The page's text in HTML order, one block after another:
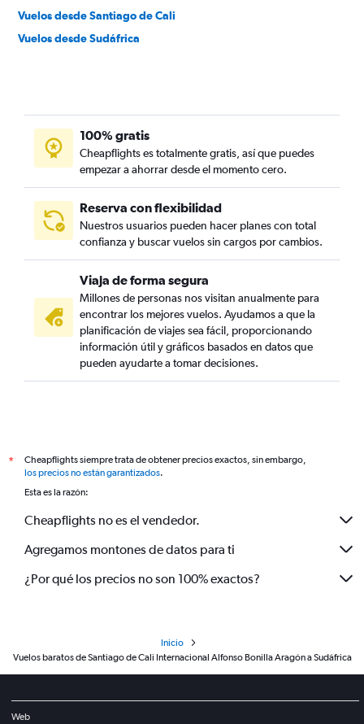
Vuelos desde Santiago de Cali
Vuelos desde Sudáfrica
100% gratis
Cheapflights es totalmente gratis, así que puedes
empezar a ahorrar desde el momento cero.
Reserva con flexibilidad
Nuestros usuarios pueden hacer planes con total
confianza y buscar vuelos sin cargos por cambios.
Viaja de forma segura
Millones de personas nos visitan anualmente para
encontrar los mejores vuelos. Ayudamos a que la
planificación de viajes sea fácil, proporcionando
información útil y gráficos basados en datos que
pueden ayudarte a tomar decisiones.
*
Cheapflights siempre trata de obtener precios exactos, sin embargo,
los precios no están garantizados.
Esta es la razón:
Cheapflights no es el vendedor.
Agregamos montones de datos para ti
¿Por qué los precios no son 100% exactos?
Inicio
Vuelos baratos de Santiago de Cali Internacional Alfonso Bonilla Aragón a Sudáfrica
Web